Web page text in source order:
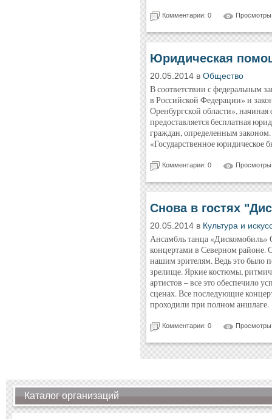
Комментарии: 0
Юридическая
20.05.2014 в Общество
В соответствии с федеральным
в Российской Федерации» и
Оренбургской области»,
предоставляется бесплатная
граждан, определенным
«Государственное юридическое
Комментарии: 0
Снова в гостях
20.05.2014 в Культура и
Ансамбль танца «Дискомобиль»
концертами в Северном районе.
нашим зрителям. Ведь это было
зрелище. Яркие костюмы,
артистов – все это обеспечило
сценах. Все последующие
проходили при полном аншлаге.
Комментарии: 0
Каталог организаций